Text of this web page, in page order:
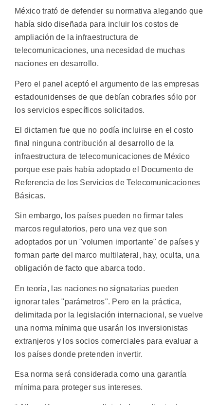
México trató de defender su normativa alegando que
había sido diseñada para incluir los costos de
ampliación de la infraestructura de
telecomunicaciones, una necesidad de muchas
naciones en desarrollo.
Pero el panel aceptó el argumento de las empresas
estadounidenses de que debían cobrarles sólo por
los servicios específicos solicitados.
El dictamen fue que no podía incluirse en el costo
final ninguna contribución al desarrollo de la
infraestructura de telecomunicaciones de México
porque ese país había adoptado el Documento de
Referencia de los Servicios de Telecomunicaciones
Básicas.
Sin embargo, los países pueden no firmar tales
marcos regulatorios, pero una vez que son
adoptados por un "volumen importante" de países y
forman parte del marco multilateral, hay, oculta, una
obligación de facto que abarca todo.
En teoría, las naciones no signatarias pueden
ignorar tales "parámetros". Pero en la práctica,
delimitada por la legislación internacional, se vuelve
una norma mínima que usarán los inversionistas
extranjeros y los socios comerciales para evaluar a
los países donde pretenden invertir.
Esa norma será considerada como una garantía
mínima para proteger sus intereses.